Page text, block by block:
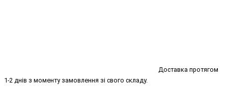
Доставка протягом
1-2 днів з моменту замовлення зі свого складу.